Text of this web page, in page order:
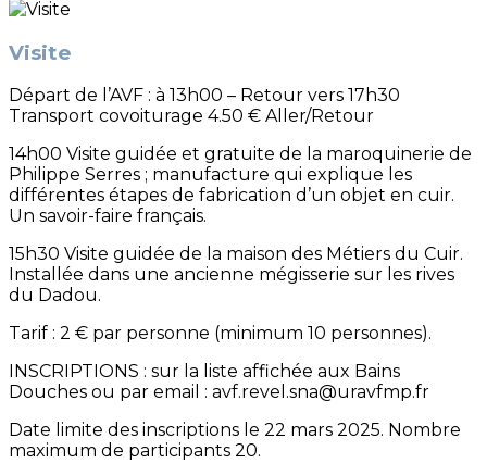
Visite
Départ de l’AVF : à 13h00 – Retour vers 17h30
Transport covoiturage 4.50 € Aller/Retour
14h00 Visite guidée et gratuite de la maroquinerie de
Philippe Serres ; manufacture qui explique les
différentes étapes de fabrication d’un objet en cuir.
Un savoir-faire français.
15h30 Visite guidée de la maison des Métiers du Cuir.
Installée dans une ancienne mégisserie sur les rives
du Dadou.
Tarif : 2 € par personne (minimum 10 personnes).
INSCRIPTIONS : sur la liste affichée aux Bains
Douches ou par email : avf.revel.sna@uravfmp.fr
Date limite des inscriptions le 22 mars 2025. Nombre
maximum de participants 20.